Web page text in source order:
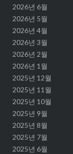
2026년 6월
2026년 5월
2026년 4월
2026년 3월
2026년 2월
2026년 1월
2025년 12월
2025년 11월
2025년 10월
2025년 9월
2025년 8월
2025년 7월
2025년 6월